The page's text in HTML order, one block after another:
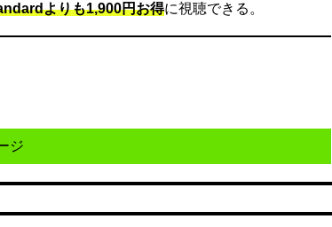
よりも1,900円お得に視聴できる。
ジ